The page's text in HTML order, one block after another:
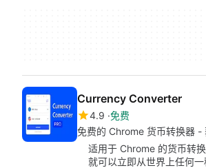
Currency Converter
4.9 免费
免费的 Chrome 货币转换器 -
适用于 Chrome 的货币转
就可以立即从世界上任何